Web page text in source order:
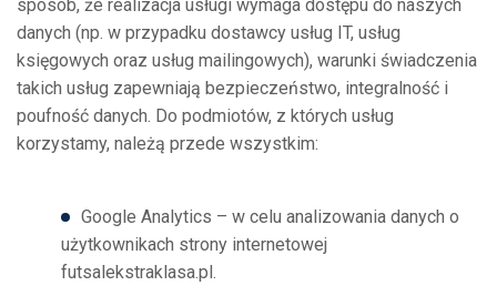
sposób, że realizacja usługi wymaga dostępu do naszych
danych (np. w przypadku dostawcy usług IT, usług
księgowych oraz usług mailingowych), warunki świadczenia
takich usług zapewniają bezpieczeństwo, integralność i
poufność danych. Do podmiotów, z których usług
korzystamy, należą przede wszystkim:
Google Analytics – w celu analizowania danych o
użytkownikach strony internetowej
futsalekstraklasa.pl.